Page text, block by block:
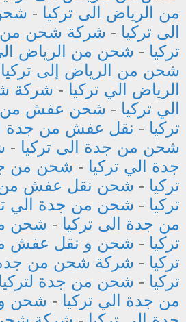
من الرياض الى تركيا -
الى تركيا - شركة شحن من
تركيا - شحن من الرياض
شحن من الرياض إلى تركيا
الرياض الي تركيا - شركة
الي تركيا - شحن عفش من
تركيا - نقل عفش من جدة
شحن من جدة الى تركيا -
جدة الي تركيا - شحن من
تركيا - شحن نقل عفش من
تركيا - شحن من جدة الي
من جدة الى تركيا - شحن
تركيا - شحن و نقل عفش
تركيا - شركة شحن من
تركيا - شحن من جدة لتركيا
من جدة الي تركيا - شحن